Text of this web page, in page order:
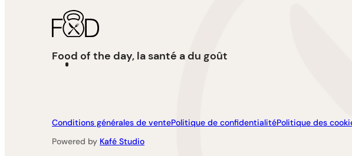
Food of the day, la santé a du goût
Conditions générales de ventePolitique de confidentialitéPolitique des
Powered by Kafé Studio